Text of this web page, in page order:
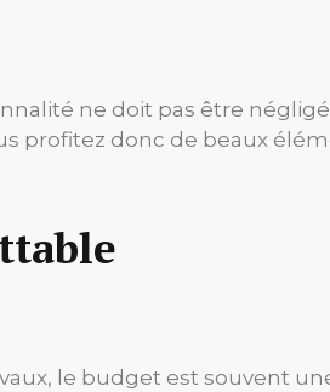
ne doit pas être
profitez donc de beaux
le budget est souvent